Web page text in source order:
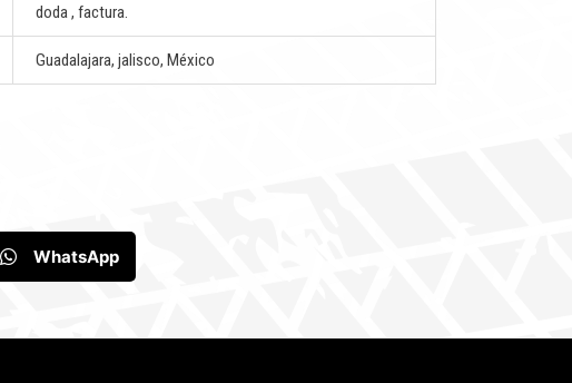
doda , factura.
Guadalajara, jalisco, México
WhatsApp